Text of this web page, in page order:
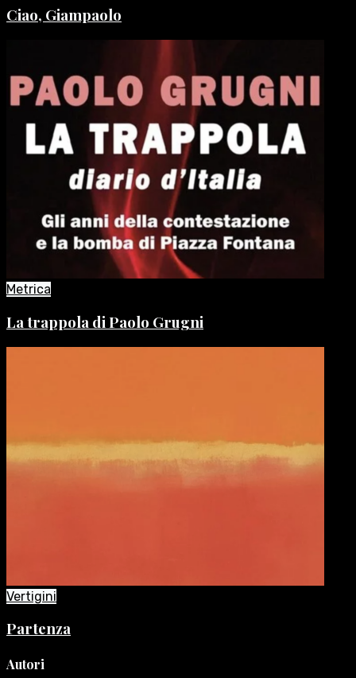
Ciao, Giampaolo
Metrica
La trappola di Paolo Grugni
Vertigini
Partenza
Autori